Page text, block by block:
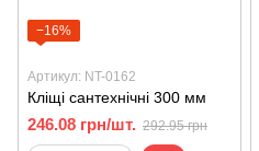
−16%
Артикул: NT-0162
Кліщі сантехнічні 300 мм
246.08 грн/шт. 292.95 грн